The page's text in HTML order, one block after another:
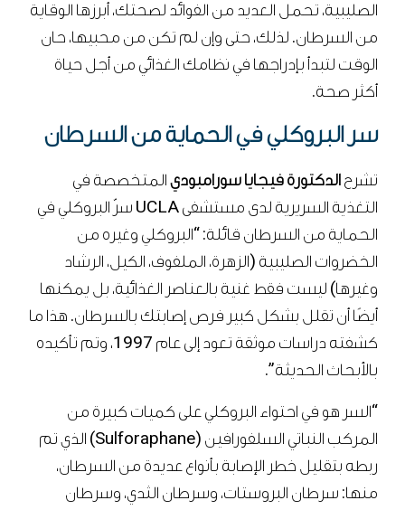
الصليبية، تحمل العديد من الفوائد لصحتك، أبرزها الوقاية
من السرطان. لذلك، حتى وإن لم تكن من محبيها، حان
الوقت لتبدأ بإدراجها في نظامك الغذائي من أجل حياة
أكثر صحة.
سر البروكلي في الحماية من السرطان
تشرحالدكتورة فيجايا سورامبوديالمتخصصة في
التغذية السريرية لدى مستشفى UCLA سرّ البروكلي في
الحماية من السرطان قائلة: “البروكلي وغيره من
الخضروات الصليبية (الزهرة، الملفوف، الكيل، الرشاد
وغيرها) ليست فقط غنية بالعناصر الغذائية، بل يمكنها
أيضًا أن تقلل بشكل كبير فرص إصابتك بالسرطان. هذا ما
كشفته دراسات موثقة تعود إلى عام 1997، وتم تأكيده
بالأبحاث الحديثة”.
“السر هو في احتواء البروكلي على كميات كبيرة من
المركب النباتي السلفورافين (Sulforaphane) الذي تم
ربطه بتقليل خطر الإصابة بأنواع عديدة من السرطان،
منها: سرطان البروستات، وسرطان الثدي، وسرطان